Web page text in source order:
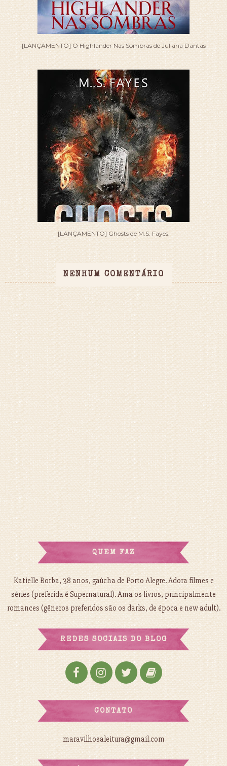
[LANÇAMENTO] O Highlander Nas Sombras de Juliana Dantas
[LANÇAMENTO] Ghosts de M.S. Fayes.
NENHUM COMENTÁRIO
QUEM FAZ
Katielle Borba, 38 anos, gaúcha de Porto Alegre. Adora filmes e
séries (preferida é Supernatural). Ama os livros, principalmente
romances (gêneros preferidos são os darks, de época e new adult).
REDES SOCIAIS DO BLOG
CONTATO
maravilhosaleitura@gmail.com